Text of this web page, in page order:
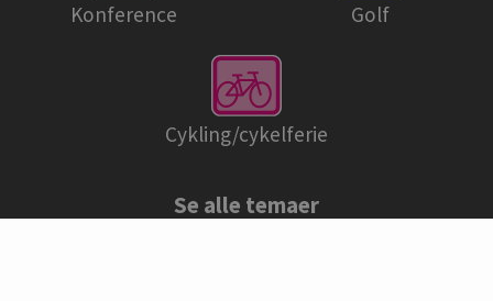
Konference Golf
Cykling/cykelferie
Se alle temaer